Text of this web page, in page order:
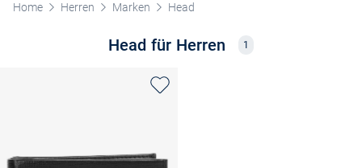
Home Herren Marken Head
Head für Herren 1